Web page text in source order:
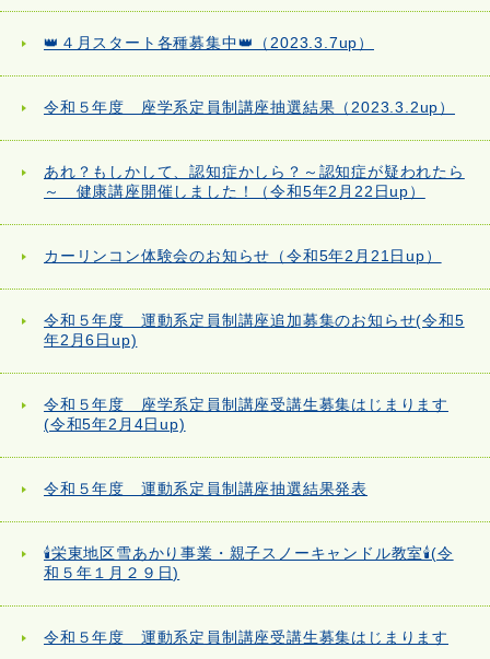
👑４月スタート各種募集中👑（2023.3.7up）
令和５年度 座学系定員制講座抽選結果（2023.3.2up）
あれ？もしかして、認知症かしら？～認知症が疑われたら
～ 健康講座開催しました！（令和5年2月22日up）
カーリンコン体験会のお知らせ（令和5年2月21日up）
令和５年度 運動系定員制講座追加募集のお知らせ(令和5
年2月6日up)
令和５年度 座学系定員制講座受講生募集はじまります
(令和5年2月4日up)
令和５年度 運動系定員制講座抽選結果発表
🕯栄東地区雪あかり事業・親子スノーキャンドル教室🕯(令
和５年１月２９日)
令和５年度 運動系定員制講座受講生募集はじまります